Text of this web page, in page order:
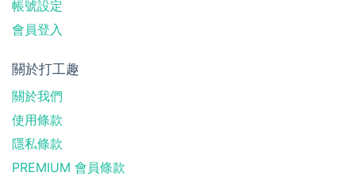
帳號設定
會員登入
關於打工趣
關於我們
使用條款
隱私條款
PREMIUM 會員條款